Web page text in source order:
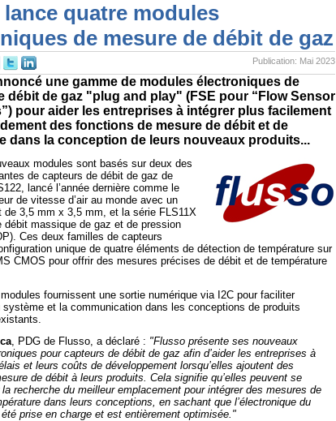
quatre modules
de mesure de débit de gaz
Publication: Mai 2023
une gamme de modules électroniques de
débit de gaz "plug and play" (FSE pour “Flow Sensor
pour aider les entreprises à intégrer plus facilement
des fonctions de mesure de débit et de
dans la conception de leurs nouveaux produits...
modules sont basés sur deux des
de capteurs de débit de gaz de
lancé l’année dernière comme le
de vitesse d’air au monde avec un
de 3,5 mm x 3,5 mm, et la série FLS11X
débit massique de gaz et de pression
Ces deux familles de capteurs
unique de quatre éléments de détection de température sur
CMOS pour offrir des mesures précises de débit et de température
fournissent une sortie numérique via I2C pour faciliter
système et la communication dans les conceptions de produits
, PDG de Flusso, a déclaré : "Flusso présente ses nouveaux
pour capteurs de débit de gaz afin d’aider les entreprises à
et leurs coûts de développement lorsqu’elles ajoutent des
de débit à leurs produits. Cela signifie qu’elles peuvent se
recherche du meilleur emplacement pour intégrer des mesures de
dans leurs conceptions, en sachant que l’électronique du
prise en charge et est entièrement optimisée."